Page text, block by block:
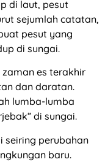
di laut, pesut
sejumlah catatan,
pesut yang
di sungai.
es terakhir
dan daratan.
lumba-lumba
di sungai.
seiring perubahan
baru.